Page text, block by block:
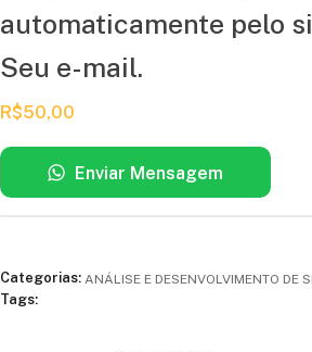
automaticamente pelo
Seu e-mail.
R$50,00
Enviar Mensagem
Categorias: ANÁLISE E DESENVOLVIMENTO DE
Tags: